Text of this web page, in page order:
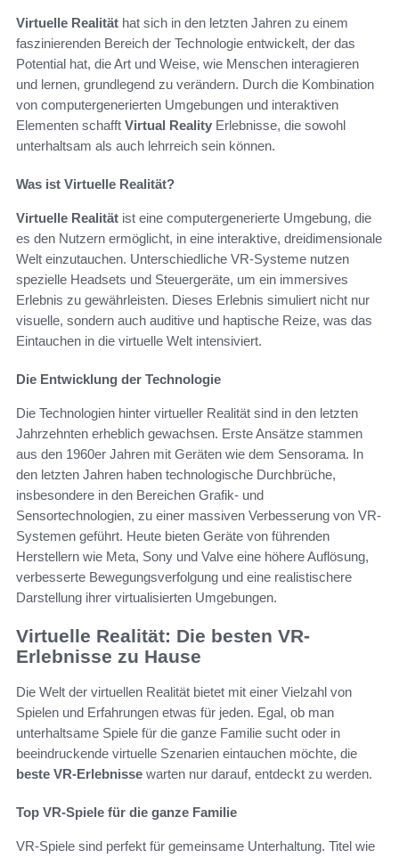
Virtuelle Realität hat sich in den letzten Jahren zu einem
faszinierenden Bereich der Technologie entwickelt, der das
Potential hat, die Art und Weise, wie Menschen interagieren
und lernen, grundlegend zu verändern. Durch die Kombination
von computergenerierten Umgebungen und interaktiven
Elementen schafft Virtual Reality Erlebnisse, die sowohl
unterhaltsam als auch lehrreich sein können.
Was ist Virtuelle Realität?
Virtuelle Realität ist eine computergenerierte Umgebung, die
es den Nutzern ermöglicht, in eine interaktive, dreidimensionale
Welt einzutauchen. Unterschiedliche VR-Systeme nutzen
spezielle Headsets und Steuergeräte, um ein immersives
Erlebnis zu gewährleisten. Dieses Erlebnis simuliert nicht nur
visuelle, sondern auch auditive und haptische Reize, was das
Eintauchen in die virtuelle Welt intensiviert.
Die Entwicklung der Technologie
Die Technologien hinter virtueller Realität sind in den letzten
Jahrzehnten erheblich gewachsen. Erste Ansätze stammen
aus den 1960er Jahren mit Geräten wie dem Sensorama. In
den letzten Jahren haben technologische Durchbrüche,
insbesondere in den Bereichen Grafik- und
Sensortechnologien, zu einer massiven Verbesserung von VR-
Systemen geführt. Heute bieten Geräte von führenden
Herstellern wie Meta, Sony und Valve eine höhere Auflösung,
verbesserte Bewegungsverfolgung und eine realistischere
Darstellung ihrer virtualisierten Umgebungen.
Virtuelle Realität: Die besten VR-
Erlebnisse zu Hause
Die Welt der virtuellen Realität bietet mit einer Vielzahl von
Spielen und Erfahrungen etwas für jeden. Egal, ob man
unterhaltsame Spiele für die ganze Familie sucht oder in
beeindruckende virtuelle Szenarien eintauchen möchte, die
beste VR-Erlebnisse warten nur darauf, entdeckt zu werden.
Top VR-Spiele für die ganze Familie
VR-Spiele sind perfekt für gemeinsame Unterhaltung. Titel wie